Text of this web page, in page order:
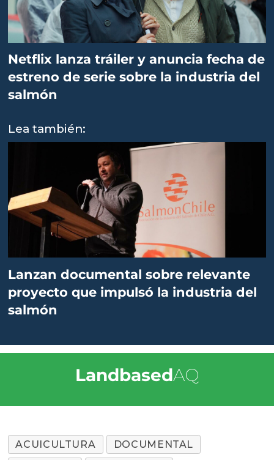
Netflix lanza tráiler y anuncia fecha de
estreno de serie sobre la industria del
salmón
Lea también:
Lanzan documental sobre relevante
proyecto que impulsó la industria del
salmón
LandbasedAQ
ACUICULTURA
DOCUMENTAL